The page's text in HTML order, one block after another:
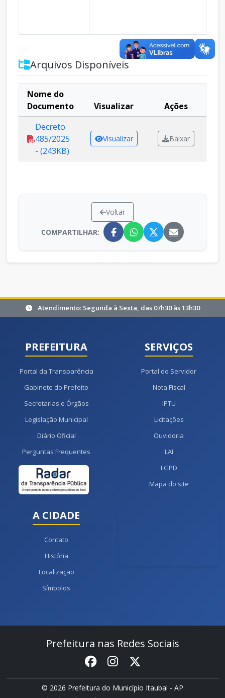
Arquivos Disponíveis
Nome do
Documento
Visualizar
Ações
Decreto
485/2025
- (243KB)
Visualizar Baixar
Voltar
COMPARTILHAR:
Atendimento: Segunda à Sexta, das 07h30 às 13h30
PREFEITURA
Portal da Transparência
Gabinete do Prefeito
Secretarias e Órgãos
Legislação Municipal
Diário Oficial
Perguntas Frequentes
SERVIÇOS
Portal do Servidor
Nota Fiscal
IPTU
Licitações
Ouvidoria
LAI
LGPD
Mapa do site
A CIDADE
Contato
História
Localização
Símbolos
Prefeitura nas Redes Sociais
© 2026 Prefeitura do Município Itaubal - AP